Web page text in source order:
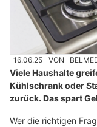
16.06.25 VON
Viele Haushalte
Kühlschrank oder
zurück. Das spart
Wer die richtigen